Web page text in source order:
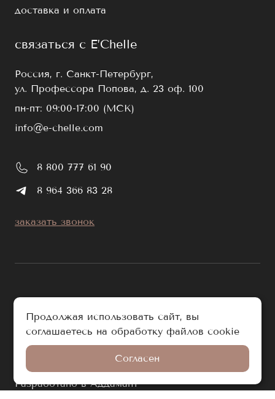
доставка и оплата
связаться с E’Chelle
Россия, г. Санкт-Петербург,
ул. Профессора Попова, д. 23 оф. 100
пн-пт: 09:00-17:00 (МСК)
info@e-chelle.com
8 800 777 61 90
8 964 366 83 28
заказать звонок
политика обработки персональных данных
© e-chelle.com 2026. Все права защищены.
Разработано в Аддамант
Продолжая использовать сайт, вы
соглашаетесь на обработку файлов cookie
Согласен